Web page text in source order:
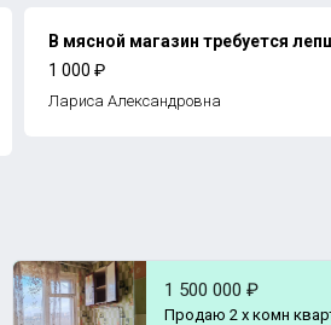
В мясной магазин требуется
1 000 ₽
Лариса Александровна
1 500 000 ₽
Продаю 2 х комн